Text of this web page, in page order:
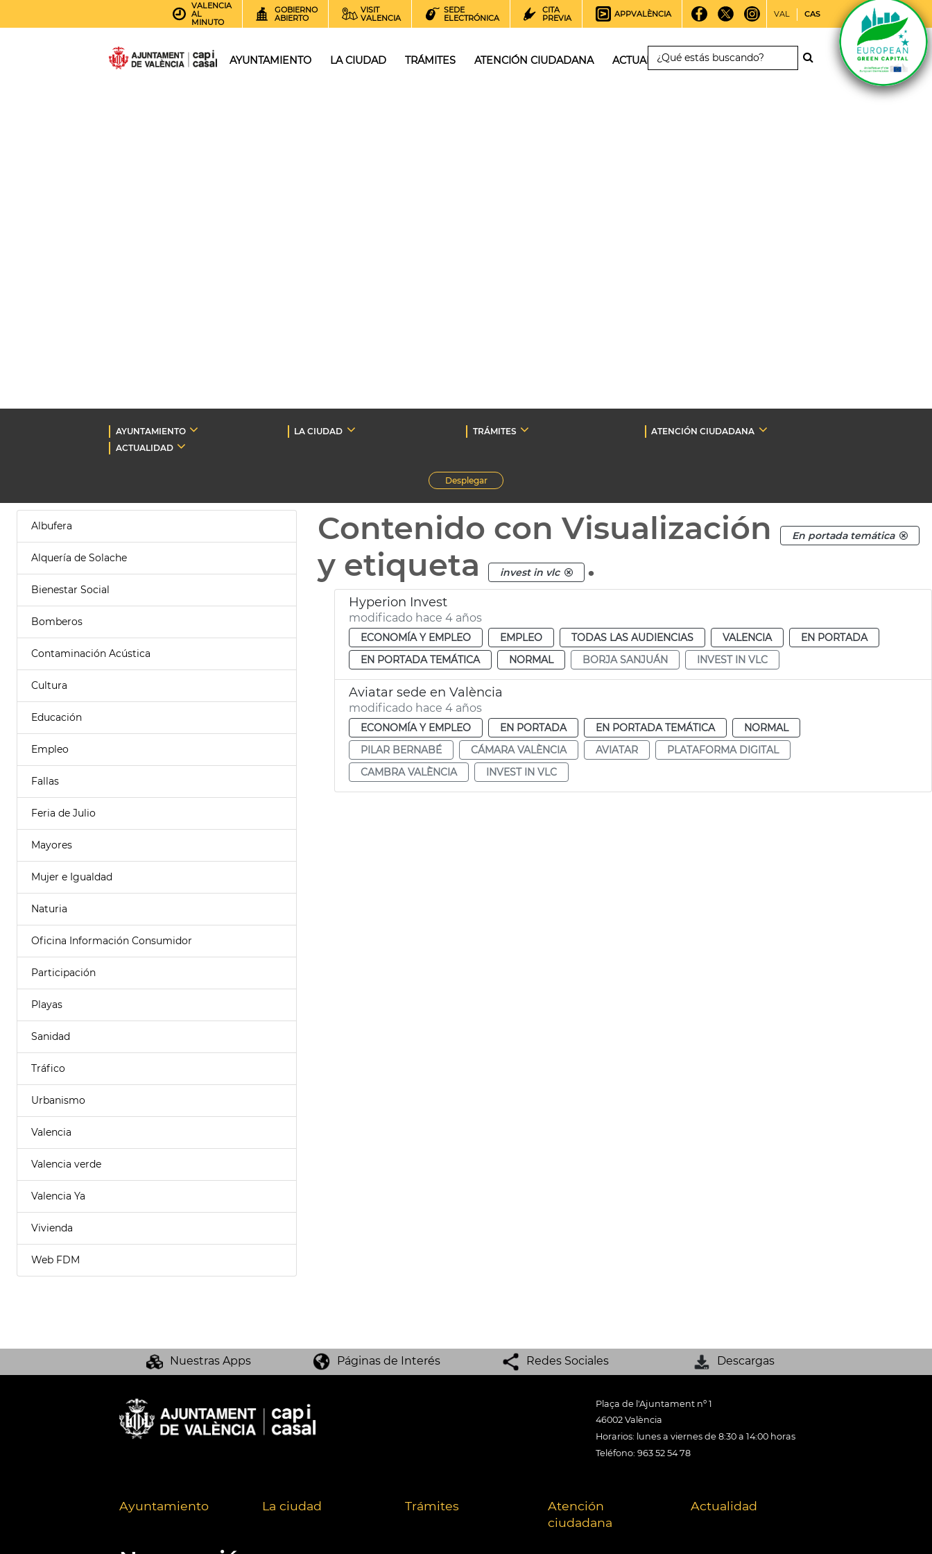
VALENCIA
AL
MINUTO
GOBIERNO
ABIERTO
VISIT
VALENCIA
SEDE
ELECTRÓNICA
CITA
PREVIA
APPVALÈNCIA VAL CAS
AYUNTAMIENTO LA CIUDAD TRÁMITES ATENCIÓN CIUDADANA ACTUALIDAD
AYUNTAMIENTO LA CIUDAD TRÁMITES
ATENCIÓN CIUDADANA
ACTUALIDAD
Desplegar
Albufera
Alquería de Solache
Bienestar Social
Bomberos
Contaminación Acústica
Cultura
Educación
Empleo
Fallas
Feria de Julio
Mayores
Mujer e Igualdad
Naturia
Oficina Información Consumidor
Participación
Playas
Sanidad
Tráfico
Urbanismo
Valencia
Valencia verde
Valencia Ya
Vivienda
Web FDM
Contenido con Visualización En portada temática
y etiqueta invest in vlc .
Hyperion Invest
modificado hace 4 años
ECONOMÍA Y EMPLEO EMPLEO TODAS LAS AUDIENCIAS VALENCIA
EN PORTADA
EN PORTADA TEMÁTICA
NORMAL BORJA SANJUÁN INVEST IN VLC
Aviatar sede en València
modificado hace 4 años
ECONOMÍA Y EMPLEO EN PORTADA EN PORTADA TEMÁTICA
NORMAL
PILAR BERNABÉ
CÁMARA VALÈNCIA AVIATAR
PLATAFORMA DIGITAL
CAMBRA VALÈNCIA
INVEST IN VLC
Nuestras Apps Páginas de Interés Redes Sociales Descargas
Plaça de l'Ajuntament nº 1
46002 València
Horarios: lunes a viernes de 8:30 a 14:00 horas
Teléfono: 963 52 54 78
Ayuntamiento La ciudad Trámites
Atención
ciudadana
Actualidad